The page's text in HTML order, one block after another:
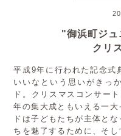
"御浜町ジュ
クリ
平成9年に行われた記念式
いいなという思いがきっ
ド。クリスマスコンサー
年の集大成ともいえる一
ドは子どもたちが主体と
ちを魅了するために、そ